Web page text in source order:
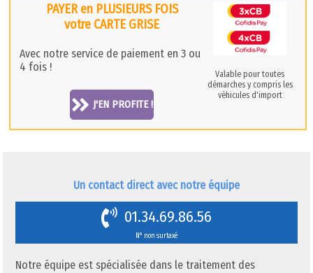
PAYER en PLUSIEURS FOIS
votre CARTE GRISE
Avec notre service de paiement en 3 ou
4 fois !
J'EN PROFITE !
Valable pour toutes
démarches y compris les
véhicules d'import
Un contact direct avec notre équipe
01.34.69.86.56
N° non surtaxé
Notre équipe est spécialisée dans le traitement des